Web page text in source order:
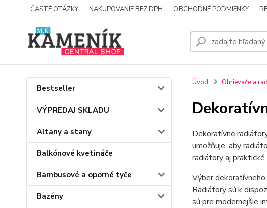
ČASTÉ OTÁZKY NAKUPOVANIE BEZ DPH OBCHODNÉ PODMIENKY
Bestseller
VÝPREDAJ SKLADU
Altany a stany
Balkónové kvetináče
Bambusové a oporné tyče
Bazény
Úvod Ohrievače a
Dekoratívne
umožňuje, aby
radiátory aj
Výber
Radiátory sú k
sú pre modernejšie